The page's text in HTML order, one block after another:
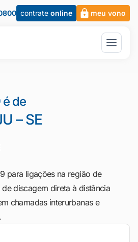
contrate online meu vono
é de
– SE
para ligações na região de
discagem direta à distância
chamadas interurbanas e